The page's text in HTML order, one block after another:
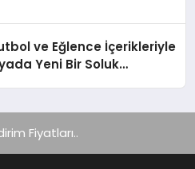
ve Eğlence İçerikleriyle
Yeni Bir Soluk
Fiyatları..